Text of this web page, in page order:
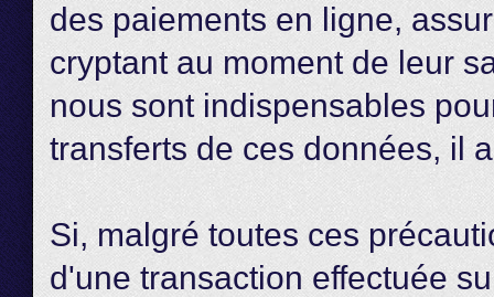
des paiements en ligne,
cryptant au moment de leur
nous sont indispensables
transferts de ces données, il
Si, malgré toutes ces
d'une transaction effectuée